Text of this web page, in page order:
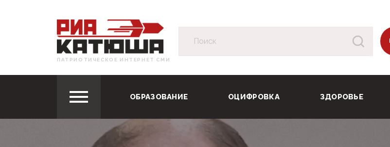
ПАТРИОТИЧЕСКОЕ ИНТЕРНЕТ СМИ
ОБРАЗОВАНИЕ ОЦИФРОВКА ЗДОРОВЬЕ